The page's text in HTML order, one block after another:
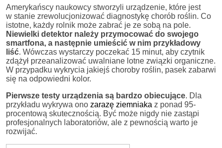
Amerykańscy naukowcy stworzyli urządzenie, które jest
w stanie zrewolucjonizować diagnostykę chorób roślin. Co
istotne, każdy rolnik może zabrać je ze sobą na pole.
Niewielki detektor należy przymocować do swojego
smartfona, a następnie umieścić w nim przykładowy
liść. Wówczas wystarczy poczekać 15 minut, aby czytnik
zdążył przeanalizować uwalniane lotne związki organiczne.
W przypadku wykrycia jakiejś choroby roślin, pasek zabarwi
się na odpowiedni kolor.
Pierwsze testy urządzenia są bardzo obiecujące. Dla
przykładu wykrywa ono zarazę ziemniaka z ponad 95-
procentową skutecznością. Być może nigdy nie zastąpi
profesjonalnych laboratoriów, ale z pewnością warto je
rozwijać.